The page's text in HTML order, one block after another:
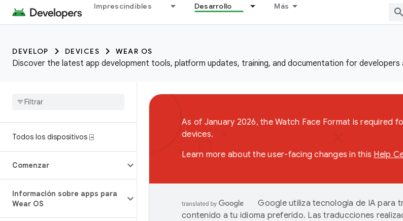
Imprescindibles Desarrollo Más
DEVELOP DEVICES WEAR OS
Discover the latest app development tools, platform updates, training, and documentation for developers
Todos los dispositivos ⍈
Comenzar
Información sobre apps para
Wear OS
As of January 2026, the Watch Face Format is required
devices.
Learn more about the user-facing changes in this Help
Google utiliza tecnología de IA para
contenido a tu idioma preferido. Las traducciones